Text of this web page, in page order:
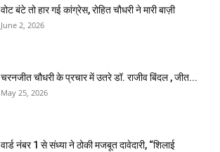
वोट बंटे तो हार गई कांग्रेस, रोहित चौधरी ने मारी बाज़ी
June 2, 2026
चरनजीत चौधरी के प्रचार में उतरे डॉ. राजीव बिंदल , जीत...
May 25, 2026
वार्ड नंबर 1 से संध्या ने ठोकी मजबूत दावेदारी, “शिलाई